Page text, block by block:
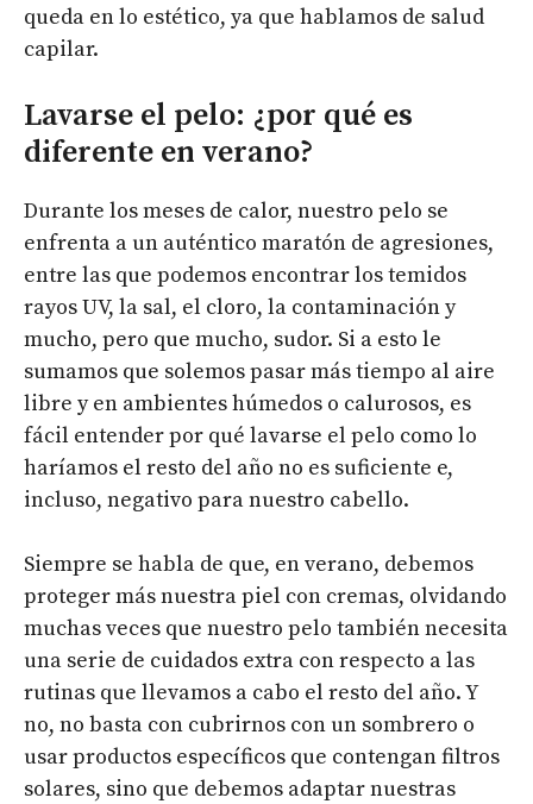
queda en lo estético, ya que hablamos de salud
capilar.
Lavarse el pelo: ¿por qué es
diferente en verano?
Durante los meses de calor, nuestro pelo se
enfrenta a un auténtico maratón de agresiones,
entre las que podemos encontrar los temidos
rayos UV, la sal, el cloro, la contaminación y
mucho, pero que mucho, sudor. Si a esto le
sumamos que solemos pasar más tiempo al aire
libre y en ambientes húmedos o calurosos, es
fácil entender por qué lavarse el pelo como lo
haríamos el resto del año no es suficiente e,
incluso, negativo para nuestro cabello.
Siempre se habla de que, en verano, debemos
proteger más nuestra piel con cremas, olvidando
muchas veces que nuestro pelo también necesita
una serie de cuidados extra con respecto a las
rutinas que llevamos a cabo el resto del año. Y
no, no basta con cubrirnos con un sombrero o
usar productos específicos que contengan filtros
solares, sino que debemos adaptar nuestras